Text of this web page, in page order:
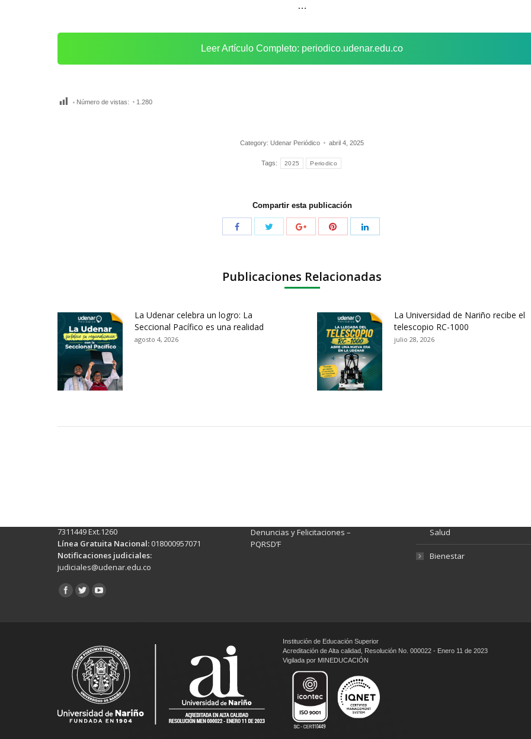
…
Leer Artículo Completo: periodico.udenar.edu.co
Número de vistas: 1.280
Category: Udenar Periódico abril 4, 2025
Tags: 2025 Periodico
Compartir esta publicación
Publicaciones Relacionadas
La Udenar celebra un logro: La
Seccional Pacífico es una realidad
agosto 4, 2026
La Universidad de Nariño recibe el
telescopio RC-1000
julio 28, 2026
7311449 Ext.1260
Línea Gratuita Nacional: 018000957071
Notificaciones judiciales:
judiciales@udenar.edu.co
Encuéntranos en:
Denuncias y Felicitaciones –
PQRSD’F
Salud
Bienestar
Institución de Educación Superior
Acreditación de Alta calidad, Resolución No. 000022 - Enero 11 de 2023
Vigilada por MINEDUCACIÓN